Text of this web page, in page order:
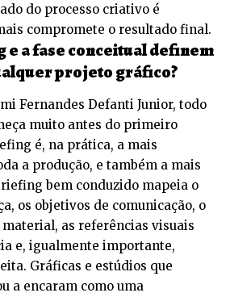
do processo criativo é
compromete o resultado final.
e a fase conceitual definem
projeto gráfico?
Fernandes Defanti Junior, todo
muito antes do primeiro
é, na prática, a mais
a produção, e também a mais
bem conduzido mapeia o
os objetivos de comunicação, o
as referências visuais
e, igualmente importante,
Gráficas e estúdios que
a encaram como uma